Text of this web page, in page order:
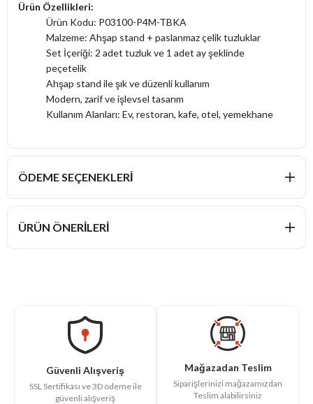
Ürün Özellikleri:
Ürün Kodu: P03100-P4M-TBKA
Malzeme: Ahşap stand + paslanmaz çelik tuzluklar
Set İçeriği: 2 adet tuzluk ve 1 adet ay şeklinde
peçetelik
Ahşap stand ile şık ve düzenli kullanım
Modern, zarif ve işlevsel tasarım
Kullanım Alanları: Ev, restoran, kafe, otel, yemekhane
ÖDEME SEÇENEKLERI
ÜRÜN ÖNERILERI
Güvenli Alışveriş
SSL Sertifikası ve 3D ödeme ile
güvenli alışveriş
Mağazadan Teslim
Siparişlerinizi mağazamızdan
Teslim alabilirsiniz